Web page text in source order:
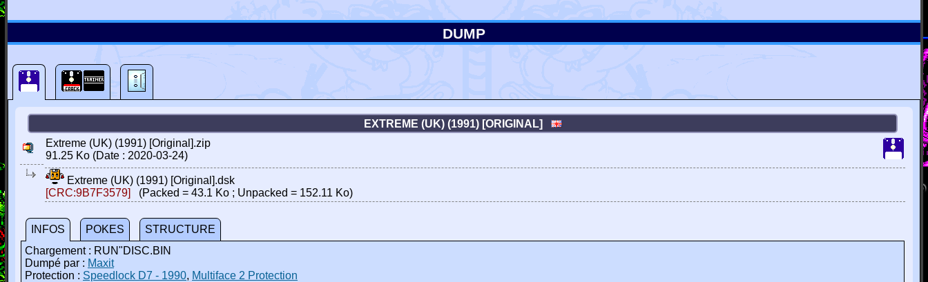
DUMP
EXTREME (UK) (1991) [ORIGINAL]
Extreme (UK) (1991) [Original].zip
91.25 Ko (Date : 2020-03-24)
Extreme (UK) (1991) [Original].dsk
[CRC:9B7F3579]
(Packed = 43.1 Ko ; Unpacked = 152.11 Ko)
INFOS POKES
STRUCTURE
Chargement : RUN"DISC.BIN
Dumpé par : Maxit
Protection : Speedlock D7 - 1990, Multiface 2 Protection